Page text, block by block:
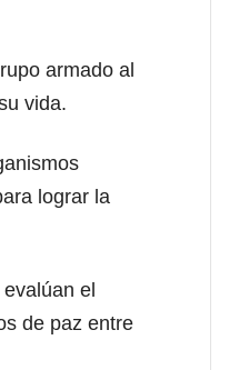
armado al
vida.
lograr la
el
de paz entre